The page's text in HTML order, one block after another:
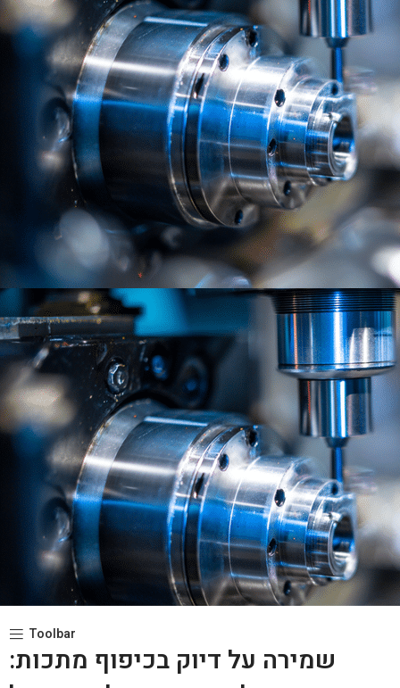
Toolbar
שמירה על דיוק בכיפוף מתכות: